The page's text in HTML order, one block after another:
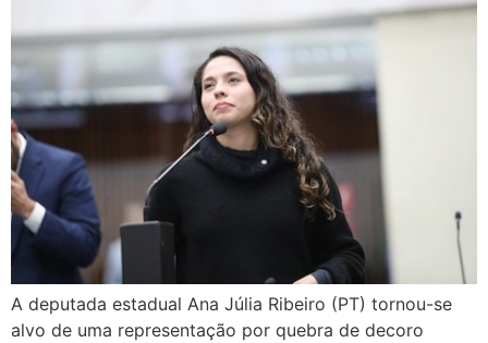
A deputada estadual Ana Júlia Ribeiro (PT) tornou-se
alvo de uma representação por quebra de decoro